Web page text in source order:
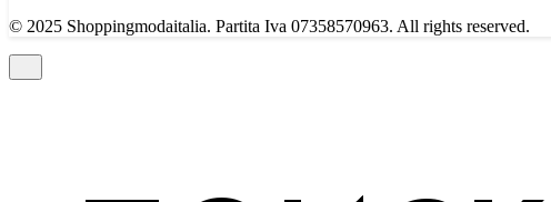
© 2025 Shoppingmodaitalia. Partita Iva 07358570963. All rights reserved.